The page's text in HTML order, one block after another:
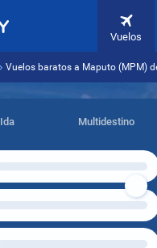
Vuelos
Vuelos baratos a Maputo (MPM)
Ida Multidestino